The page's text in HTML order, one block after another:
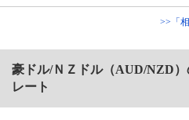
>>「
豪ドル/ＮＺドル（AUD/NZD
レート